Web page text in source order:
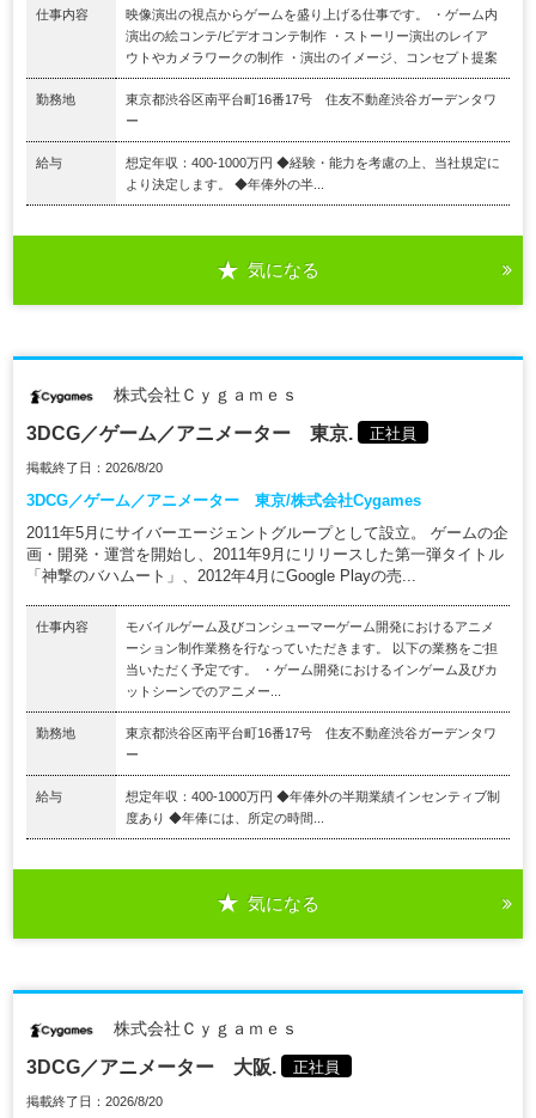
仕事内容
映像演出の視点からゲームを盛り上げる仕事です。 ・ゲーム内
演出の絵コンテ/ビデオコンテ制作 ・ストーリー演出のレイア
ウトやカメラワークの制作 ・演出のイメージ、コンセプト提案
勤務地
東京都渋谷区南平台町16番17号 住友不動産渋谷ガーデンタワ
ー
給与
想定年収：400-1000万円 ◆経験・能力を考慮の上、当社規定に
より決定します。 ◆年俸外の半...
気になる
株式会社Ｃｙｇａｍｅｓ
3DCG／ゲーム／アニメーター 東京. 正社員
掲載終了日：2026/8/20
3DCG／ゲーム／アニメーター 東京/株式会社Cygames
2011年5月にサイバーエージェントグループとして設立。 ゲームの企
画・開発・運営を開始し、2011年9月にリリースした第一弾タイトル
「神撃のバハムート」、2012年4月にGoogle Playの売...
仕事内容
モバイルゲーム及びコンシューマーゲーム開発におけるアニメ
ーション制作業務を行なっていただきます。 以下の業務をご担
当いただく予定です。 ・ゲーム開発におけるインゲーム及びカ
ットシーンでのアニメー...
勤務地
東京都渋谷区南平台町16番17号 住友不動産渋谷ガーデンタワ
ー
給与
想定年収：400-1000万円 ◆年俸外の半期業績インセンティブ制
度あり ◆年俸には、所定の時間...
気になる
株式会社Ｃｙｇａｍｅｓ
3DCG／アニメーター 大阪. 正社員
掲載終了日：2026/8/20